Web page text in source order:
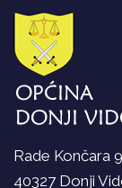
Rade Končara 9
40327 Donji